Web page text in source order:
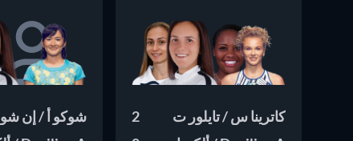
كاترينا س / تايلور ت
2
شوكو أ / إن